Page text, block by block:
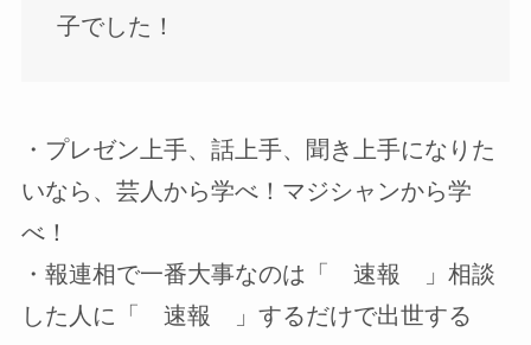
子でした！
・プレゼン上手、話上手、聞き上手になりた
いなら、芸人から学べ！マジシャンから学
べ！
・報連相で一番大事なのは「 速報 」相談
した人に「 速報 」するだけで出世する